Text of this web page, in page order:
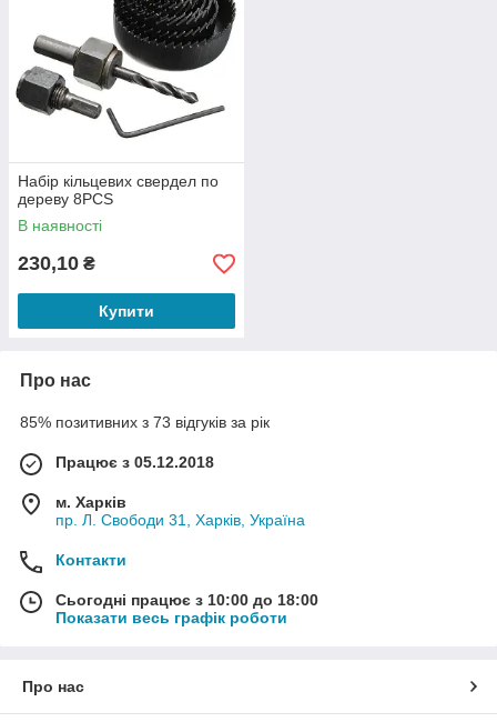
Набір кільцевих свердел по
дереву 8PCS
В наявності
230,10 ₴
Купити
Про нас
85% позитивних з 73 відгуків за рік
Працює з 05.12.2018
м. Харків
пр. Л. Свободи 31, Харків, Україна
Контакти
Сьогодні працює з 10:00 до 18:00
Показати весь графік роботи
Про нас